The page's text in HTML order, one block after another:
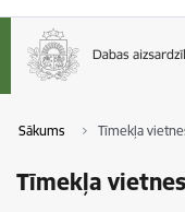
Sākums Tīmekļa
Tīmekļa